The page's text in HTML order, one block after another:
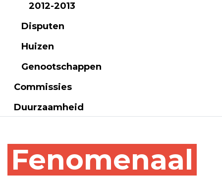
2012-2013
Disputen
Huizen
Genootschappen
Commissies
Duurzaamheid
Fenomenaal